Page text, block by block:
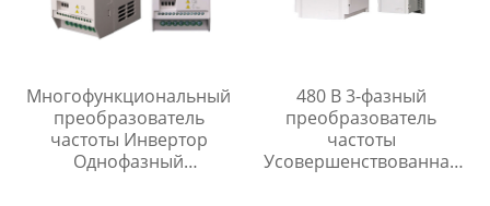
Многофункциональный
преобразователь
частоты Инвертор
Однофазный
480 В 3-фазный
преобразователь
частоты
Усовершенствованная